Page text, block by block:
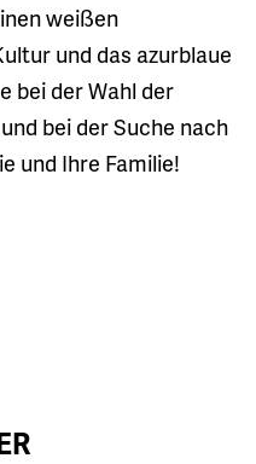
weißen
und das azurblaue
bei der Wahl der
bei der Suche nach
und Ihre Familie!